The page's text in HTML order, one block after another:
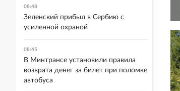
08:48
Зеленский прибыл в Сербию с
усиленной охраной
08:45
В Минтрансе установили правила
возврата денег за билет при поломке
автобуса